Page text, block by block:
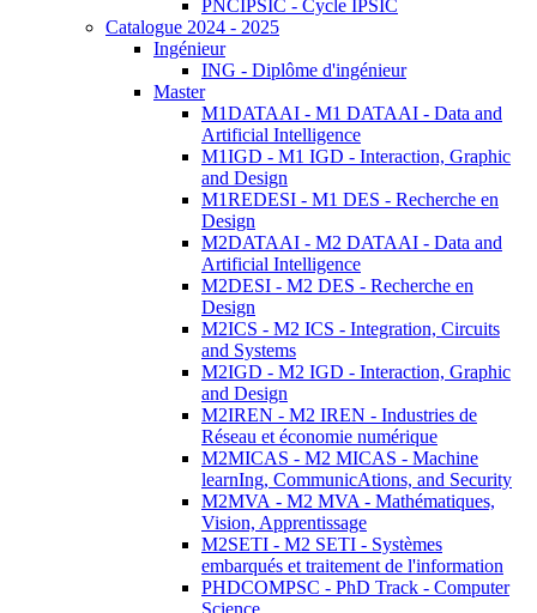
PNCIPSIC - Cycle IPSIC
Catalogue 2024 - 2025
Ingénieur
ING - Diplôme d'ingénieur
Master
M1DATAAI - M1 DATAAI - Data and
Artificial Intelligence
M1IGD - M1 IGD - Interaction, Graphic
and Design
M1REDESI - M1 DES - Recherche en
Design
M2DATAAI - M2 DATAAI - Data and
Artificial Intelligence
M2DESI - M2 DES - Recherche en
Design
M2ICS - M2 ICS - Integration, Circuits
and Systems
M2IGD - M2 IGD - Interaction, Graphic
and Design
M2IREN - M2 IREN - Industries de
Réseau et économie numérique
M2MICAS - M2 MICAS - Machine
learnIng, CommunicAtions, and Security
M2MVA - M2 MVA - Mathématiques,
Vision, Apprentissage
M2SETI - M2 SETI - Systèmes
embarqués et traitement de l'information
PHDCOMPSC - PhD Track - Computer
Science